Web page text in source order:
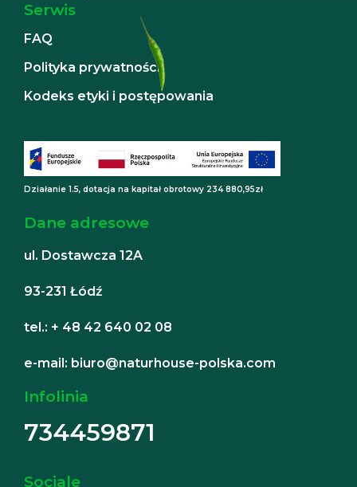
Serwis
FAQ
Polityka prywatności
Kodeks etyki i postępowania
Działanie 1.5, dotacja na kapitał obrotowy 234 880,95zł
Dane adresowe
ul. Dostawcza 12A
93-231 Łódź
tel.: + 48 42 640 02 08
e-mail: biuro@naturhouse-polska.com
Infolinia
734459871
Sociale